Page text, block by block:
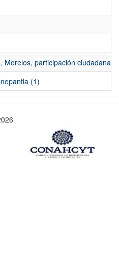
Morelos, participación
(1)